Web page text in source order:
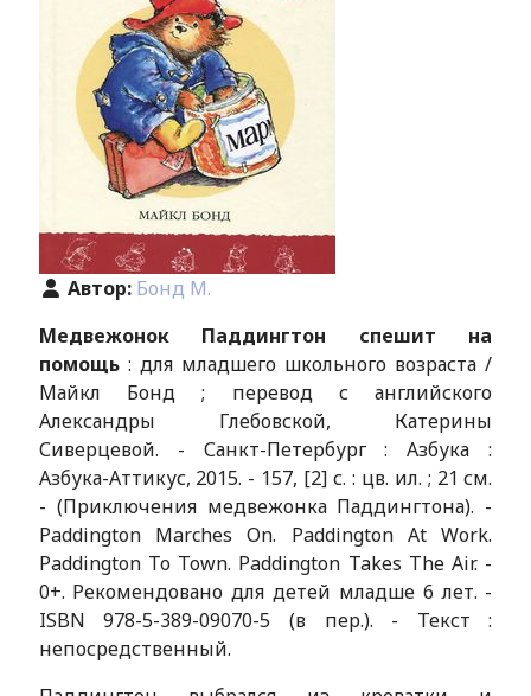
Автор: Бонд М.
Медвежонок Паддингтон спешит на
помощь: для младшего школьного возраста /
Майкл Бонд ; перевод с английского
Александры Глебовской, Катерины
Сиверцевой. - Санкт-Петербург : Азбука :
Азбука-Аттикус, 2015. - 157, [2] с. : цв. ил. ; 21 см.
- (Приключения медвежонка Паддингтона). -
Paddington Marches On. Paddington At Work.
Paddington To Town. Paddington Takes The Air. -
0+. Рекомендовано для детей младше 6 лет. -
ISBN 978-5-389-09070-5 (в пер.). - Текст :
непосредственный.